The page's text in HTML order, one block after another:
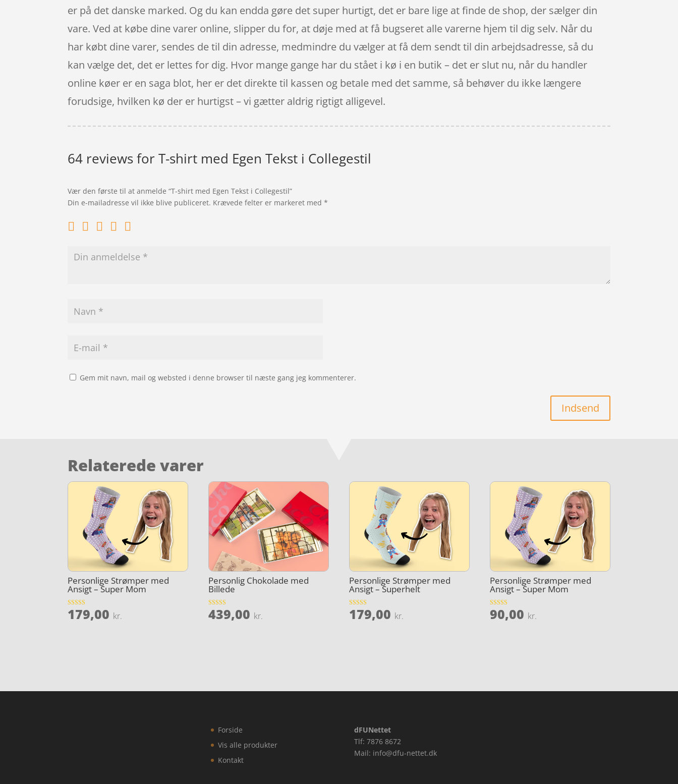
er på det danske marked. Og du kan endda gøre det super hurtigt, det er bare lige at finde de shop, der sælger din
vare. Ved at købe dine varer online, slipper du for, at døje med at få bugseret alle varerne hjem til dig selv. Når du
har købt dine varer, sendes de til din adresse, medmindre du vælger at få dem sendt til din arbejdsadresse, så du
kan vælge det, det er lettes for dig. Hvor mange gange har du stået i kø i en butik – det er slut nu, når du handler
online køer er en saga blot, her er det direkte til kassen og betale med det samme, så behøver du ikke længere
forudsige, hvilken kø der er hurtigst – vi gætter aldrig rigtigt alligevel.
64 reviews forT-shirt med Egen Tekst i Collegestil
Vær den første til at anmelde “T-shirt med Egen Tekst i Collegestil”
Din e-mailadresse vil ikke blive publiceret. Krævede felter er markeret med*
Gem mit navn, mail og websted i denne browser til næste gang jeg kommenterer.
Indsend
Relaterede varer
Personlige Strømper med
Ansigt – Super Mom
Vurderet
5
179,00 kr.
Personlig Chokolade med
Billede
Vurderet
4
439,00 kr.
Personlige Strømper med
Ansigt – Superhelt
Vurderet
4.1
179,00 kr.
Personlige Strømper med
Ansigt – Super Mom
Vurderet
4.4
90,00 kr.
Forside
Vis alle produkter
Kontakt
dFUNettet
Tlf: 7876 8672
Mail: info@dfu-nettet.dk